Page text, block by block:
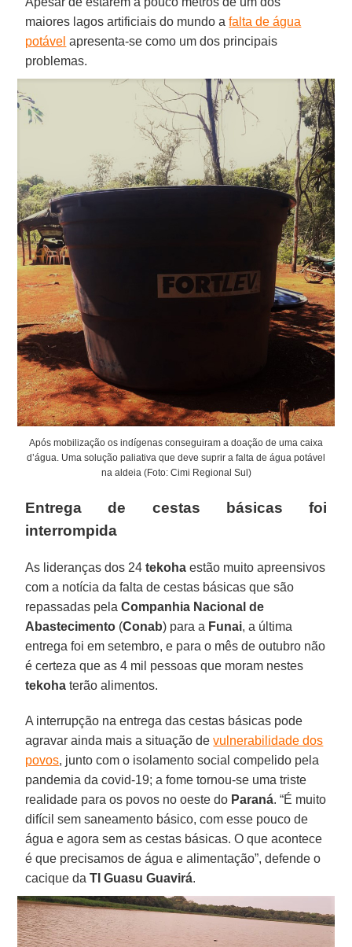
maiores lagos artificiais do mundo afalta de água
potável apresenta-se como um dos principais
problemas.
Após mobilização os indígenas conseguiram a doação de uma caixa
d’água. Uma solução paliativa que deve suprir a falta de água potável
na aldeia (Foto: Cimi Regional Sul)
Entrega de cestas básicas foi
interrompida
As lideranças dos 24tekoha estão muito apreensivos
com a notícia da falta de cestas básicas que são
repassadas pelaCompanhia Nacional de
Abastecimento (Conab) para a Funai, a última
entrega foi em setembro, e para o mês de outubro não
é certeza que as 4 mil pessoas que moram nestes
tekoha terão alimentos.
A interrupção na entrega das cestas básicas pode
agravar ainda mais a situação devulnerabilidade dos
povos, junto com o isolamento social compelido pela
pandemia da covid-19; a fome tornou-se uma triste
realidade para os povos no oeste do Paraná. “É muito
difícil sem saneamento básico, com esse pouco de
água e agora sem as cestas básicas. O que acontece
é que precisamos de água e alimentação”, defende o
cacique daTI Guasu Guavirá.